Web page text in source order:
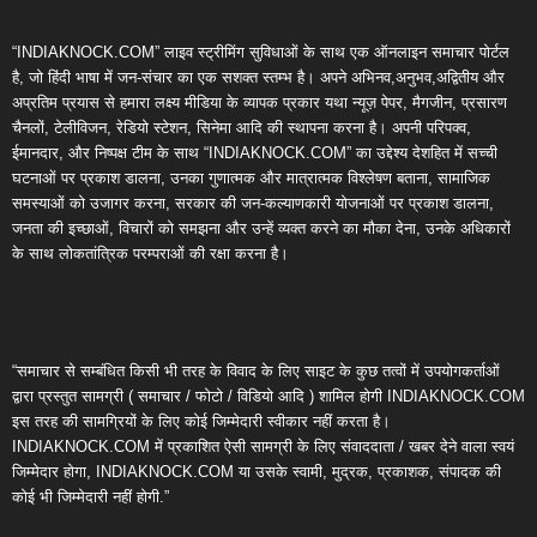
“INDIAKNOCK.COM” लाइव स्ट्रीमिंग सुविधाओं के साथ एक ऑनलाइन समाचार पोर्टल
है, जो हिंदी भाषा में जन-संचार का एक सशक्त स्तम्भ है। अपने अभिनव,अनुभव,अद्वितीय और
अप्रतिम प्रयास से हमारा लक्ष्य मीडिया के व्यापक प्रकार यथा न्यूज़ पेपर, मैगजीन, प्रसारण
चैनलों, टेलीविजन, रेडियो स्टेशन, सिनेमा आदि की स्थापना करना है। अपनी परिपक्व,
ईमानदार, और निष्पक्ष टीम के साथ “INDIAKNOCK.COM” का उद्देश्य देशहित में सच्ची
घटनाओं पर प्रकाश डालना, उनका गुणात्मक और मात्रात्मक विश्लेषण बताना, सामाजिक
समस्याओं को उजागर करना, सरकार की जन-कल्याणकारी योजनाओं पर प्रकाश डालना,
जनता की इच्छाओं, विचारों को समझना और उन्हें व्यक्त करने का मौका देना, उनके अधिकारों
के साथ लोकतांत्रिक परम्पराओं की रक्षा करना है।
“समाचार से सम्बंधित किसी भी तरह के विवाद के लिए साइट के कुछ तत्वों में उपयोगकर्ताओं
द्वारा प्रस्तुत सामग्री ( समाचार / फोटो / विडियो आदि ) शामिल होगी INDIAKNOCK.COM
इस तरह की सामग्रियों के लिए कोई जिम्मेदारी स्वीकार नहीं करता है।
INDIAKNOCK.COM में प्रकाशित ऐसी सामग्री के लिए संवाददाता / खबर देने वाला स्वयं
जिम्मेदार होगा, INDIAKNOCK.COM या उसके स्वामी, मुद्रक, प्रकाशक, संपादक की
कोई भी जिम्मेदारी नहीं होगी.”